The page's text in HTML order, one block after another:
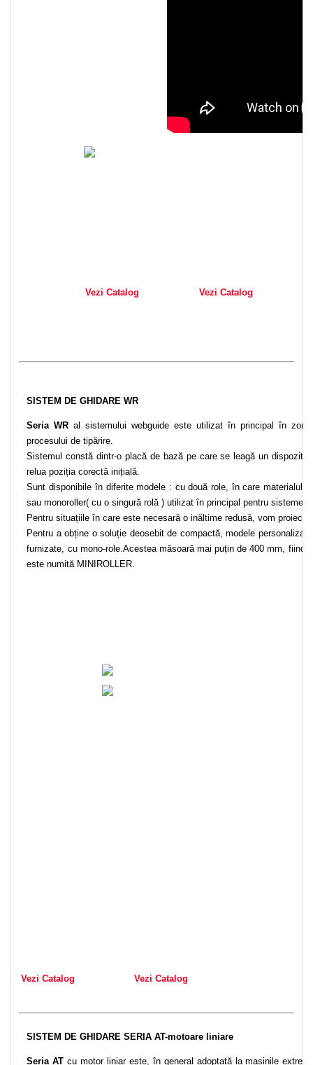
Vezi Catalog Vezi Catalog
SISTEM DE GHIDARE WR
Seria WR al sistemului webguide este utilizat în principal în
procesului de tipărire.
Sistemul constă dintr-o placă de bază pe care se leagă un
relua poziția corectă inițială.
Sunt disponibile în diferite modele : cu două role, în care materialul
sau monoroller( cu o singură rolă ) utilizat în principal pentru sistemele
Pentru situațiile în care este necesară o inăltime redusă, vom
Pentru a obține o soluție deosebit de compactă, modele
furnizate, cu mono-role.Acestea măsoară mai puțin de 400 mm, fiind
este numită MINIROLLER.
Vezi Catalog Vezi Catalog
SISTEM DE GHIDARE SERIA AT-motoare liniare
Seria AT cu motor liniar este, în general adoptată la mașinile